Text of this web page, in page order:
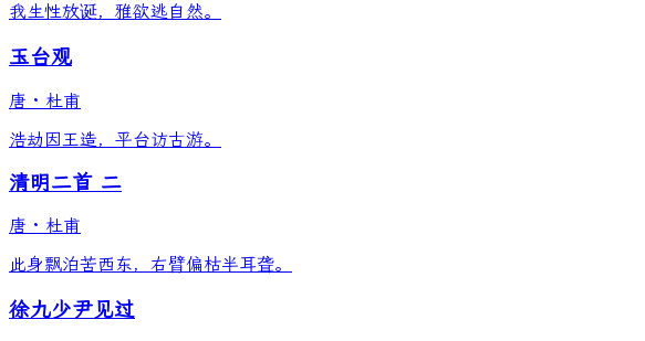
我生性放诞，雅欲逃自然。
玉台观
唐 · 杜甫
浩劫因王造，平台访古游。
清明二首 二
唐 · 杜甫
此身飘泊苦西东，右臂偏枯半耳聋。
徐九少尹见过